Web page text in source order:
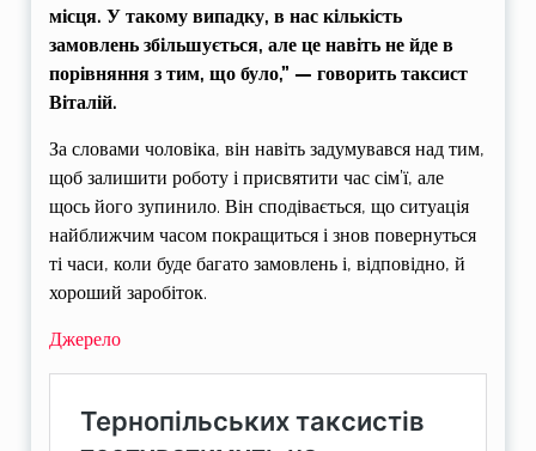
місця. У такому випадку, в нас кількість
замовлень збільшується, але це навіть не йде в
порівняння з тим, що було,” — говорить таксист
Віталій.
За словами чоловіка, він навіть задумувався над тим,
щоб залишити роботу і присвятити час сім’ї, але
щось його зупинило. Він сподівається, що ситуація
найближчим часом покращиться і знов повернуться
ті часи, коли буде багато замовлень і, відповідно, й
хороший заробіток.
Джерело